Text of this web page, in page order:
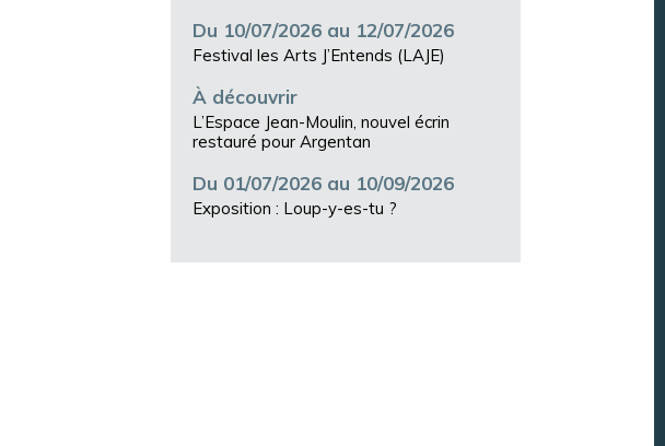
Du 10/07/2026 au 12/07/2026
Festival les Arts J’Entends (LAJE)
À découvrir
L’Espace Jean-Moulin, nouvel écrin
restauré pour Argentan
Du 01/07/2026 au 10/09/2026
Exposition : Loup-y-es-tu ?